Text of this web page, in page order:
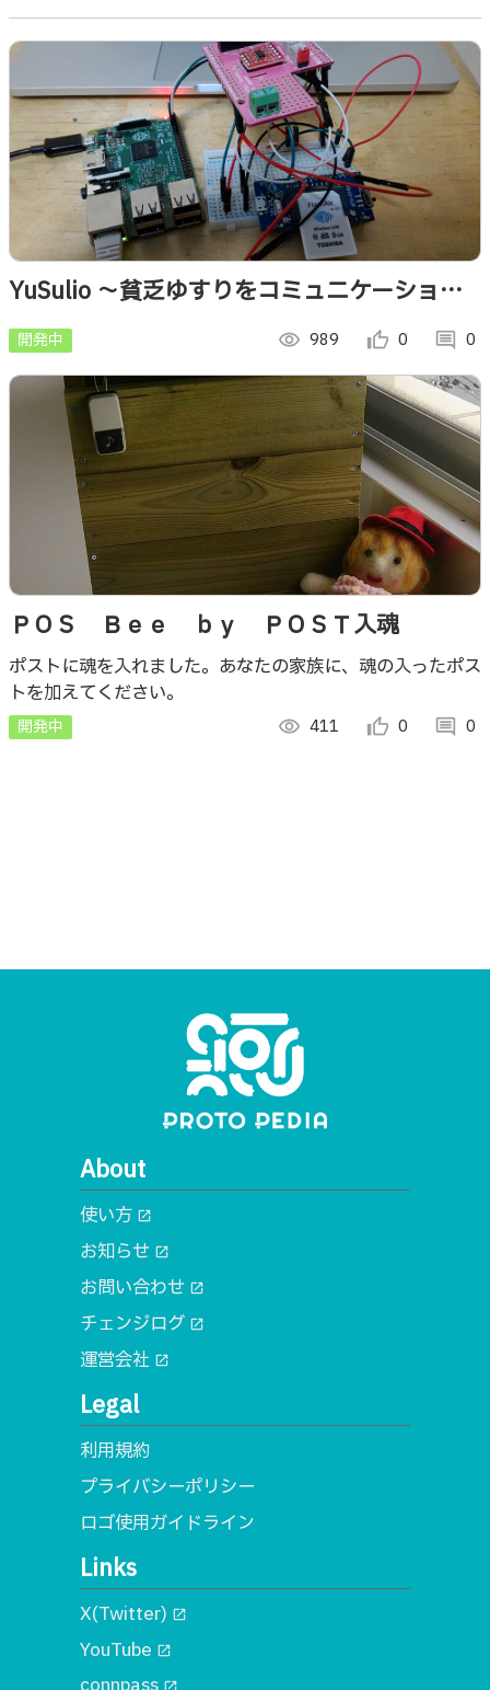
YuSulio 〜貧乏ゆすりをコミュニケーション
に〜
開発中 visibility 989 thumb_up_alt 0 comment 0
ＰＯＳ Ｂｅｅ ｂｙ ＰＯＳＴ入魂
ポストに魂を入れました。あなたの家族に、魂の入ったポス
トを加えてください。
開発中 visibility 411 thumb_up_alt 0 comment 0
About
使い方 open_in_new
お知らせ open_in_new
お問い合わせ open_in_new
チェンジログ open_in_new
運営会社 open_in_new
Legal
利用規約
プライバシーポリシー
ロゴ使用ガイドライン
Links
X(Twitter) open_in_new
YouTube open_in_new
open_in_new